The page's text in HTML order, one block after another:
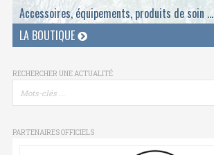
Accessoires, équipements, produits de soin ...
LA BOUTIQUE
RECHERCHER UNE ACTUALITÉ
PARTENAIRES OFFICIELS